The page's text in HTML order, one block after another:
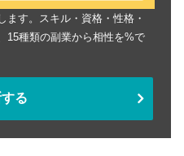
ます。スキル・資格・性格・
15種類の副業から相性を%で
る